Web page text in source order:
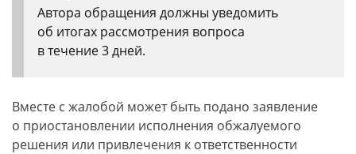
Автора обращения должны уведомить
об итогах рассмотрения вопроса
в течение 3 дней.
Вместе с жалобой может быть подано заявление
о приостановлении исполнения обжалуемого
решения или привлечения к ответственности